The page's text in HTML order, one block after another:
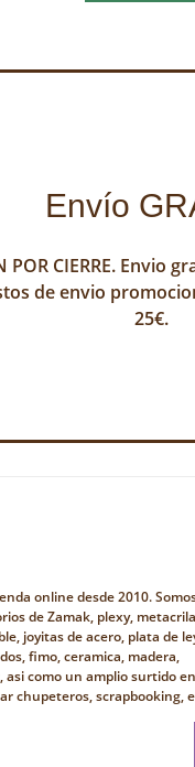
Envío
POR CIERRE. Envio
de envio
25€.
online desde 2010.
de Zamak, plexy,
joyitas de acero, plata de
fimo, ceramica, madera,
como un amplio surtido en
chupeteros, scrapbooking,